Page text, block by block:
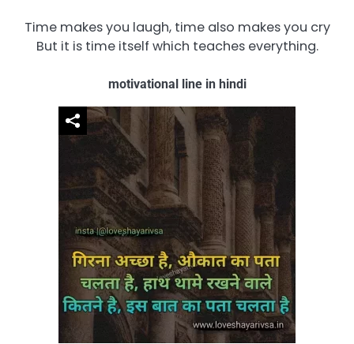
Time makes you laugh, time also makes you cry
But it is time itself which teaches everything.
motivational line in hindi